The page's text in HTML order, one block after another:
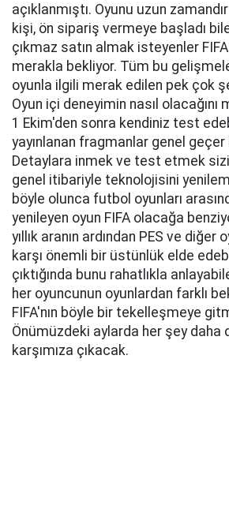
açıklanmıştı. Oyunu uzun
kişi, ön sipariş vermeye başladı
çıkmaz satın almak isteyenler FIFA
merakla bekliyor. Tüm bu
oyunla ilgili merak edilen pek çok
Oyun içi deneyimin nasıl olacağını
1 Ekim'den sonra kendiniz test
yayınlanan fragmanlar genel
Detaylara inmek ve test etmek
genel itibariyle teknolojisini
böyle olunca futbol oyunları
yenileyen oyun FIFA olacağa
yıllık aranın ardından PES ve diğer
karşı önemli bir üstünlük elde
çıktığında bunu rahatlıkla
her oyuncunun oyunlardan farklı
FIFA'nın böyle bir tekelleşmeye
Önümüzdeki aylarda her şey daha
karşımıza çıkacak.